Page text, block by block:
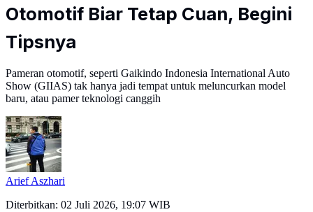
Otomotif Biar Tetap Cuan, Begini
Tipsnya
Pameran otomotif, seperti Gaikindo Indonesia International Auto
Show (GIIAS) tak hanya jadi tempat untuk meluncurkan model
baru, atau pamer teknologi canggih
Arief Aszhari
Diterbitkan: 02 Juli 2026, 19:07 WIB